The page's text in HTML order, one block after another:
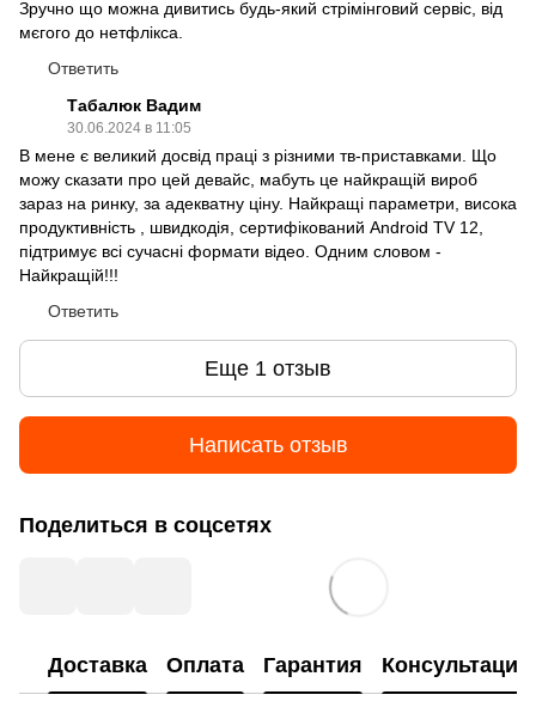
Зручно що можна дивитись будь-який стрімінговий сервіс, від
мєгого до нетфлікса.
Ответить
Табалюк Вадим
30.06.2024 в 11:05
В мене є великий досвід праці з різними тв-приставками. Що
можу сказати про цей девайс, мабуть це найкращій вироб
зараз на ринку, за адекватну ціну. Найкращі параметри, висока
продуктивність , швидкодія, сертифікований Android TV 12,
підтримує всі сучасні формати відео. Одним словом -
Найкращій!!!
Ответить
Еще 1 отзыв
Написать отзыв
Поделиться в соцсетях
Доставка Оплата Гарантия Консультация